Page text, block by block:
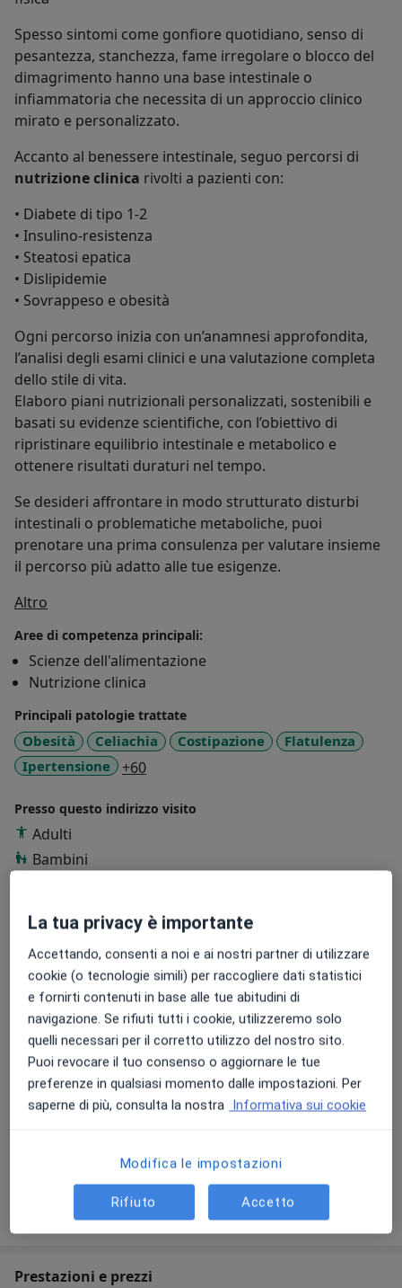
Spesso sintomi come gonfiore quotidiano, senso di
pesantezza, stanchezza, fame irregolare o blocco del
dimagrimento hanno una base intestinale o
infiammatoria che necessita di un approccio clinico
mirato e personalizzato.
Accanto al benessere intestinale, seguo percorsi di
nutrizione clinica rivolti a pazienti con:
• Diabete di tipo 1-2
• Insulino-resistenza
• Steatosi epatica
• Dislipidemie
• Sovrappeso e obesità
Ogni percorso inizia con un’anamnesi approfondita,
l’analisi degli esami clinici e una valutazione completa
dello stile di vita.
Elaboro piani nutrizionali personalizzati, sostenibili e
basati su evidenze scientifiche, con l’obiettivo di
ripristinare equilibrio intestinale e metabolico e
ottenere risultati duraturi nel tempo.
Se desideri affrontare in modo strutturato disturbi
intestinali o problematiche metaboliche, puoi
prenotare una prima consulenza per valutare insieme
il percorso più adatto alle tue esigenze.
Altro
Aree di competenza principali:
Scienze dell'alimentazione
Nutrizione clinica
Principali patologie trattate
Obesità Celiachia Costipazione
Flatulenza
Ipertensione
+60a11y_sr_more_diseases
Presso questo indirizzo visito
Adulti
Bambini
In studioVisualizza gli indirizzi (4)
Consulenza online Visualizza l'agenda online
Foto e video
Mostra dettaglisull'esperienza
Prestazioni e prezzi
La tua privacy è importante
Accettando, consenti a noi e ai nostri partner di utilizzare
cookie (o tecnologie simili) per raccogliere dati statistici
e fornirti contenuti in base alle tue abitudini di
navigazione. Se rifiuti tutti i cookie, utilizzeremo solo
quelli necessari per il corretto utilizzo del nostro sito.
Puoi revocare il tuo consenso o aggiornare le tue
preferenze in qualsiasi momento dalle impostazioni. Per
saperne di più, consulta la nostra Informativa sui cookie
Modifica le impostazioni
Rifiuto Accetto